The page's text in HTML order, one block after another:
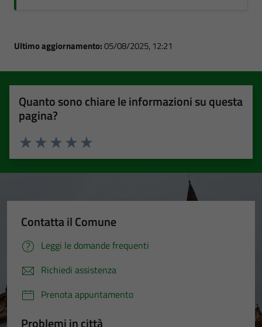
Ultimo aggiornamento:05/08/2025, 12:21
Quanto sono chiare le informazioni su questa
pagina?
Valuta 5 stelle su 5
Valuta 4 stelle su 5
Valuta 3 stelle su 5
Valuta 2 stelle su 5
Valuta 1 stelle su 5
Contatta il Comune
Leggi le domande frequenti
Richiedi assistenza
Prenota appuntamento
Problemi in città